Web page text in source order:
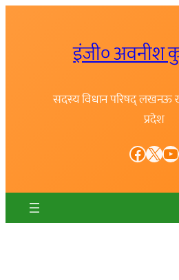
इंजी० अवनीश
सदस्य विधान परिषद् लखनऊ
प्रदेश
Facebook X YouTube